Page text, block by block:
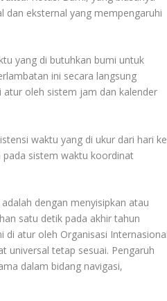
dan eksternal yang mempengaruhi
yang di butuhkan bumi untuk
ini secara langsung
atur oleh sistem jam dan kalender
waktu yang di ukur dari hari ke
pada sistem waktu koordinat
dengan menyisipkan atau
satu detik pada akhir tahun
di atur oleh Organisasi
universal tetap sesuai. Pengaruh
dalam bidang navigasi,